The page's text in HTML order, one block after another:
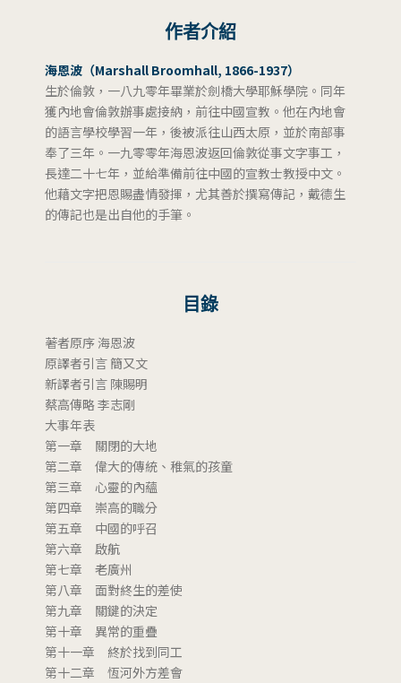
作者介紹
海恩波（Marshall Broomhall, 1866-1937）
生於倫敦，一八九零年畢業於劍橋大學耶穌學院。同年
獲內地會倫敦辦事處接納，前往中國宣教。他在內地會
的語言學校學習一年，後被派往山西太原，並於南部事
奉了三年。一九零零年海恩波返回倫敦從事文字事工，
長達二十七年，並給準備前往中國的宣教士教授中文。
他藉文字把恩賜盡情發揮，尤其善於撰寫傳記，戴德生
的傳記也是出自他的手筆。
目錄
著者原序 海恩波
原譯者引言 簡又文
新譯者引言 陳賜明
蔡高傳略 李志剛
大事年表
第一章 關閉的大地
第二章 偉大的傳統、稚氣的孩童
第三章 心靈的內蘊
第四章 崇高的職分
第五章 中國的呼召
第六章 啟航
第七章 老廣州
第八章 面對終生的差使
第九章 關鍵的決定
第十章 異常的重疊
第十一章 終於找到同工
第十二章 恆河外方差會